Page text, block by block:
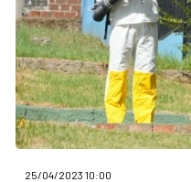
25/04/2023 10:00